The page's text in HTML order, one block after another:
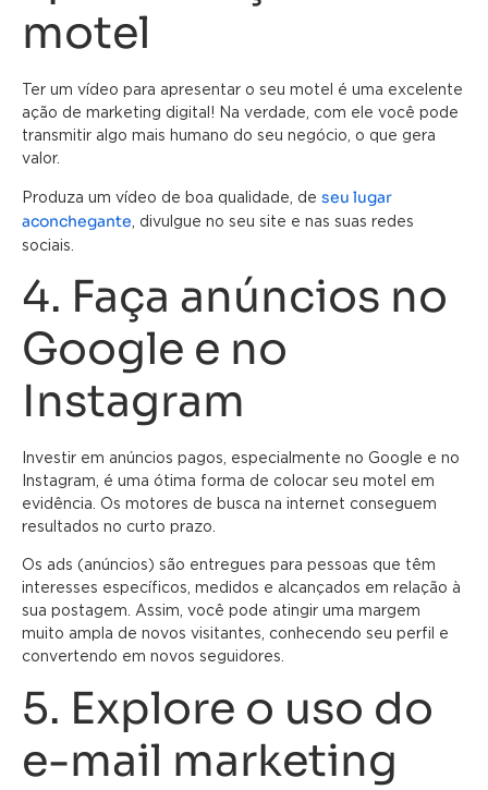
motel
Ter um vídeo para apresentar o seu motel é uma excelente
ação de marketing digital! Na verdade, com ele você pode
transmitir algo mais humano do seu negócio, o que gera
valor.
Produza um vídeo de boa qualidade, de seu lugar
aconchegante , divulgue no seu site e nas suas redes
sociais.
4. Faça anúncios no
Google e no
Instagram
Investir em anúncios pagos, especialmente no Google e no
Instagram, é uma ótima forma de colocar seu motel em
evidência. Os motores de busca na internet conseguem
resultados no curto prazo.
Os ads (anúncios) são entregues para pessoas que têm
interesses específicos, medidos e alcançados em relação à
sua postagem. Assim, você pode atingir uma margem
muito ampla de novos visitantes, conhecendo seu perfil e
convertendo em novos seguidores.
5. Explore o uso do
e-mail marketing